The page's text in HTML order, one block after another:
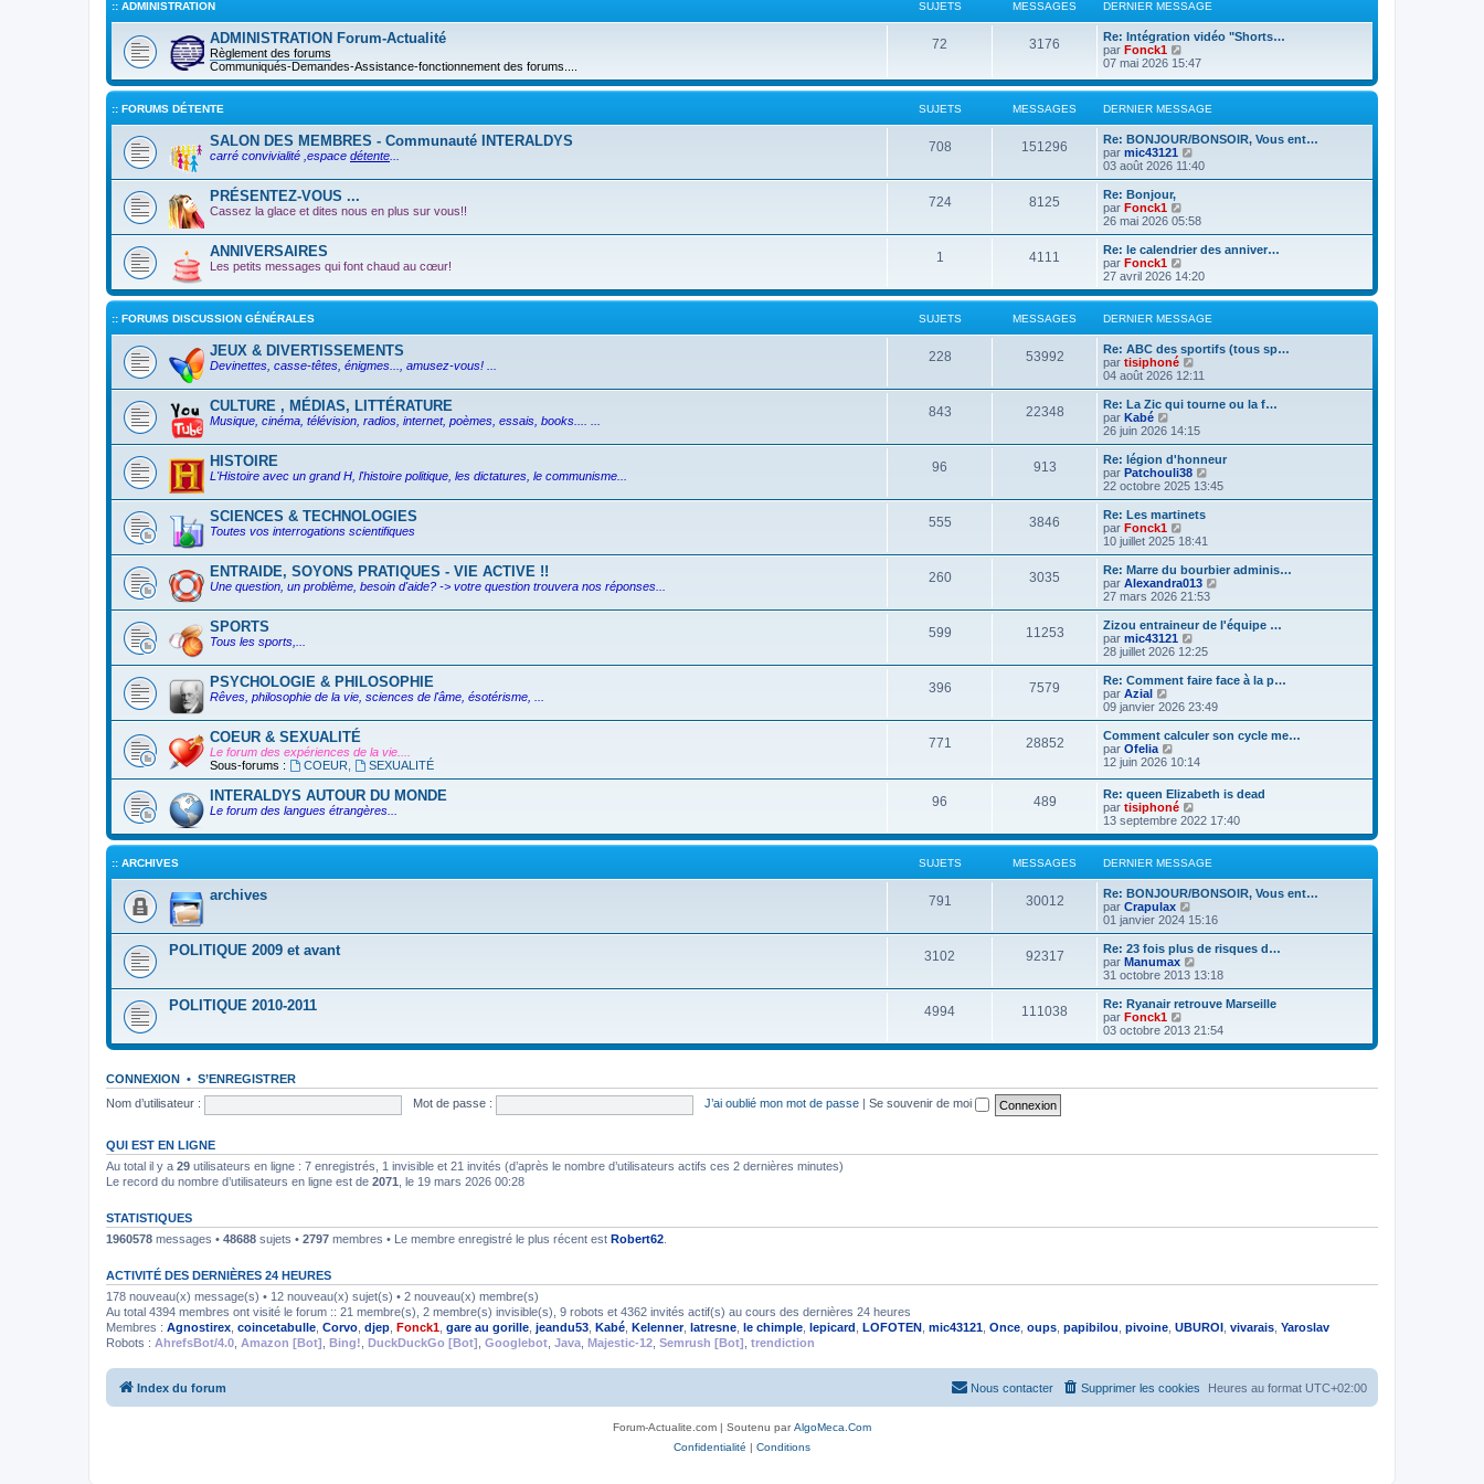
n
i
e
r
m
e
s
s
g
e
e
r
n
i
e
r
e
s
s
a
e
:: ADMINISTRATION SUJETS MESSAGES DERNIER MESSAGE
ADMINISTRATION Forum-Actualité
Règlement des forums
Communiqués-Demandes-Assistance-fonctionnement des forums....
72 3176
Re: Intégration vidéo "Shorts…
par Fonck1
o
r
e
d
e
r
n
i
m
e
s
a
g
e
07 mai 2026 15:47
:: FORUMS DÉTENTE SUJETS MESSAGES DERNIER MESSAGE
SALON DES MEMBRES - Communauté INTERALDYS
carré convivialité ,espace détente
708 151296
Re: BONJOUR/BONSOIR, Vous ent…
par mic43121
o
i
e
r
n
i
e
m
e
s
a
g
e
03 août 2026 11:40
PRÉSENTEZ-VOUS ...
Cassez la glace et dites nous en plus sur vous!!
724 8125
Re: Bonjour,
par Fonck1
o
i
r
e
e
r
n
i
e
r
m
e
s
a
g
e
26 mai 2026 05:58
ANNIVERSAIRES
Les petits messages qui font chaud au cœur!
1 4111
Re: le calendrier des anniver…
par Fonck1
o
i
r
l
e
r
n
i
e
m
e
s
s
a
g
e
27 avril 2026 14:20
:: FORUMS DISCUSSION GÉNÉRALES SUJETS MESSAGES DERNIER MESSAGE
JEUX & DIVERTISSEMENTS
Devinettes, casse-têtes, énigmes..., amusez-vous! ...
228 53992
Re: ABC des sportifs (tous sp…
par tisiphoné
o
i
r
e
r
n
i
r
e
s
s
a
g
e
04 août 2026 12:11
CULTURE , MÉDIAS, LITTÉRATURE
Musique, cinéma, télévision, radios, internet, poèmes, essais, books.... ...
843 22348
Re: La Zic qui tourne ou la f…
par Kabé
o
i
r
l
e
e
r
n
i
r
m
e
s
s
a
g
e
26 juin 2026 14:15
HISTOIRE
L'Histoire avec un grand H, l'histoire politique, les dictatures, le communisme...
96 913
Re: légion d'honneur
par Patchouli38
o
i
e
r
n
i
r
s
s
g
e
22 octobre 2025 13:45
SCIENCES & TECHNOLOGIES
Toutes vos interrogations scientifiques
555 3846
Re: Les martinets
par Fonck1
o
i
r
l
e
r
n
i
r
e
s
s
g
e
10 juillet 2025 18:41
ENTRAIDE, SOYONS PRATIQUES - VIE ACTIVE !!
Une question, un problème, besoin d'aide? -> votre question trouvera nos réponses...
260 3035
Re: Marre du bourbier adminis…
par Alexandra013
i
r
e
r
r
s
s
g
e
27 mars 2026 21:53
SPORTS
Tous les sports,...
599 11253
Zizou entraineur de l'équipe …
par mic43121
o
i
r
e
e
r
n
e
r
e
s
s
a
e
28 juillet 2026 12:25
PSYCHOLOGIE & PHILOSOPHIE
Rêves, philosophie de la vie, sciences de l'âme, ésotérisme, ...
396 7579
Re: Comment faire face à la p…
par Azial
o
i
r
l
e
r
n
i
e
r
m
e
s
s
a
g
e
09 janvier 2026 23:49
COEUR & SEXUALITÉ
Le forum des expériences de la vie....
Sous-forums :
COEUR SEXUALITÉ
771 28852
Comment calculer son cycle me…
par Ofelia
o
r
l
e
d
e
n
i
e
r
m
e
s
s
a
g
e
12 juin 2026 10:14
INTERALDYS AUTOUR DU MONDE
Le forum des langues étrangères...
96 489
Re: queen Elizabeth is dead
par tisiphoné
o
i
r
l
e
n
i
e
m
e
s
a
g
13 septembre 2022 17:40
:: ARCHIVES SUJETS MESSAGES DERNIER MESSAGE
archives 791 30012
Re: BONJOUR/BONSOIR, Vous ent…
par Crapulax
o
i
r
l
e
r
n
i
e
e
e
01 janvier 2024 15:16
POLITIQUE 2009 et avant 3102 92317
Re: 23 fois plus de risques d…
par Manumax
o
i
r
e
e
i
s
31 octobre 2013 13:18
POLITIQUE 2010-2011 4994 111038
Re: Ryanair retrouve Marseille
par Fonck1
o
i
s
03 octobre 2013 21:54
CONNEXION • S’ENREGISTRER
Nom d’utilisateur :
Mot de passe : J’ai oublié mon mot de passe Se souvenir de moi
QUI EST EN LIGNE
Au total il y a 29 utilisateurs en ligne : 7 enregistrés, 1 invisible et 21 invités (d’après le nombre d’utilisateurs actifs ces 2 dernières minutes)
Le record du nombre d’utilisateurs en ligne est de 2071 , le 19 mars 2026 00:28
STATISTIQUES
1960578 messages • 48688 sujets • 2797 membres • Le membre enregistré le plus récent est Robert62
ACTIVITÉ DES DERNIÈRES 24 HEURES
178 nouveau(x) message(s) • 12 nouveau(x) sujet(s) • 2 nouveau(x) membre(s)
Au total 4394 membres ont visité le forum :: 21 membre(s), 2 membre(s) invisible(s), 9 robots et 4362 invités actif(s) au cours des dernières 24 heures
Membres : Agnostirex coincetabulle Corvo djep Fonck1 gare au gorille jeandu53 Kabé Kelenner, latresne le chimple lepicard LOFOTEN mic43121 Once oups papibilou pivoine UBUROI vivarais Yaroslav
Robots : AhrefsBot/4.0 Amazon [Bot] Bing! DuckDuckGo [Bot] Googlebot Java Majestic-12 Semrush [Bot] trendiction
Index du forum Heures au format UTC+02:00
Supprimer les cookies
Nous contacter
Forum-Actualite.com | Soutenu parAlgoMeca.Com
Confidentialité | Conditions